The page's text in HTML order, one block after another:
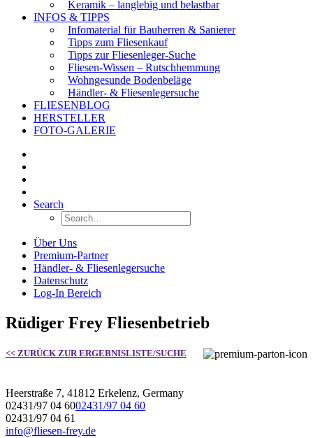
Keramik – langlebig und belastbar
INFOS & TIPPS
Infomaterial für Bauherren & Sanierer
Tipps zum Fliesenkauf
Tipps zur Fliesenleger-Suche
Fliesen-Wissen – Rutschhemmung
Wohngesunde Bodenbeläge
Händler- & Fliesenlegersuche
FLIESENBLOG
HERSTELLER
FOTO-GALERIE
Search
Über Uns
Premium-Partner
Händler- & Fliesenlegersuche
Datenschutz
Log-In Bereich
Rüdiger Frey Fliesenbetrieb
<< ZURÜCK ZUR ERGEBNISLISTE/SUCHE
Heerstraße 7, 41812 Erkelenz, Germany
02431/97 04 6002431/97 04 60
02431/97 04 61
info@fliesen-frey.de